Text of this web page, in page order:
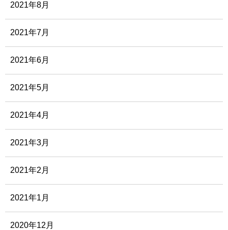
2021年8月
2021年7月
2021年6月
2021年5月
2021年4月
2021年3月
2021年2月
2021年1月
2020年12月